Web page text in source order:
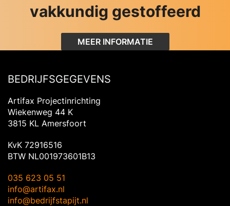
vakkundig gestoffeerd
MEER INFORMATIE
BEDRIJFSGEGEVENS
Artifax Projectinrichting
Wiekenweg 44 K
3815 KL Amersfoort
KvK 72916516
BTW NL001973601B13
035 623 05 51
info@artifax.nl
info@bedrijfstapijt.nl